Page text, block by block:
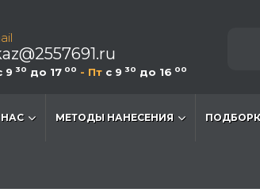
9 30 до 17 00 - Пт c 9 30 до 16 00
МЕТОДЫ НАНЕСЕНИЯ